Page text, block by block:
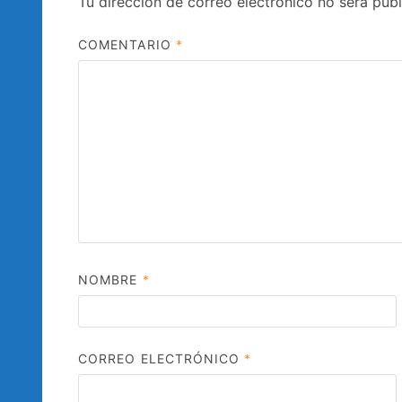
COMENTARIO *
NOMBRE *
CORREO ELECTRÓNICO *